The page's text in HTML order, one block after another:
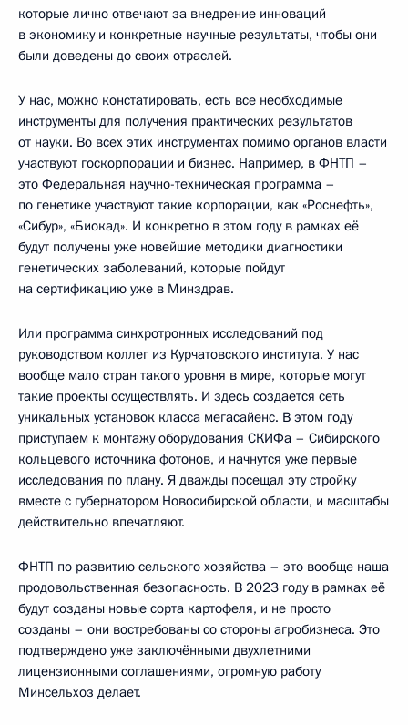
которые лично отвечают за внедрение инноваций
в экономику и конкретные научные результаты, чтобы они
были доведены до своих отраслей.
У нас, можно констатировать, есть все необходимые
инструменты для получения практических результатов
от науки. Во всех этих инструментах помимо органов власти
участвуют госкорпорации и бизнес. Например, в ФНТП –
это Федеральная научно-техническая программа –
по генетике участвуют такие корпорации, как «Роснефть»,
«Сибур», «Биокад». И конкретно в этом году в рамках её
будут получены уже новейшие методики диагностики
генетических заболеваний, которые пойдут
на сертификацию уже в Минздрав.
Или программа синхротронных исследований под
руководством коллег из Курчатовского института. У нас
вообще мало стран такого уровня в мире, которые могут
такие проекты осуществлять. И здесь создается сеть
уникальных установок класса мегасайенс. В этом году
приступаем к монтажу оборудования СКИФа – Сибирского
кольцевого источника фотонов, и начнутся уже первые
исследования по плану. Я дважды посещал эту стройку
вместе с губернатором Новосибирской области, и масштабы
действительно впечатляют.
ФНТП по развитию сельского хозяйства – это вообще наша
продовольственная безопасность. В 2023 году в рамках её
будут созданы новые сорта картофеля, и не просто
созданы – они востребованы со стороны агробизнеса. Это
подтверждено уже заключёнными двухлетними
лицензионными соглашениями, огромную работу
Минсельхоз делает.